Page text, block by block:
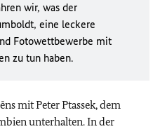
wir, was der
eine leckere
Fotowettbewerbe mit
zu tun haben.
mit Peter Ptassek, dem
unterhalten. In der